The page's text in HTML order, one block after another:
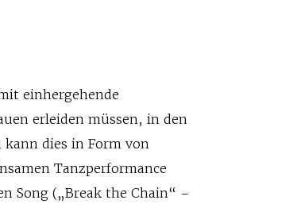
einhergehende
erleiden müssen, in den
dies in Form von
Tanzperformance
Song („Break the Chain“ –